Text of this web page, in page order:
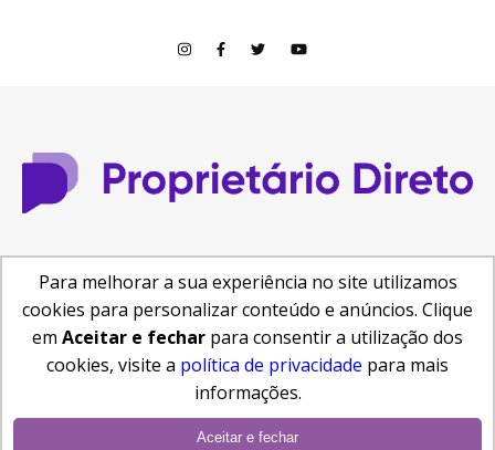
Como anunciar
Para melhorar a sua experiência no site utilizamos
cookies para personalizar conteúdo e anúncios. Clique
em Aceitar e fechar para consentir a utilização dos
cookies, visite a política de privacidade para mais
informações.
Aceitar e fechar